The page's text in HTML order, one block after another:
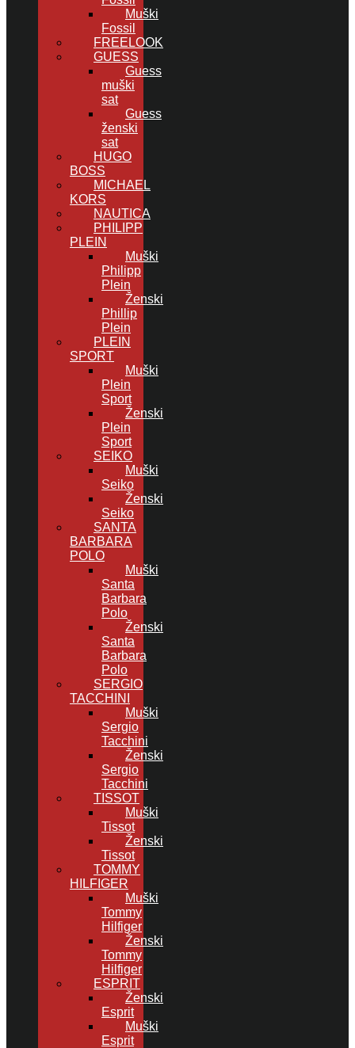
Muški
Fossil
FREELOOK
GUESS
Guess
muški
sat
Guess
ženski
sat
HUGO
BOSS
MICHAEL
KORS
NAUTICA
PHILIPP
PLEIN
Muški
Philipp
Plein
Ženski
Phillip
Plein
PLEIN
SPORT
Muški
Plein
Sport
Ženski
Plein
Sport
SEIKO
Muški
Seiko
Ženski
Seiko
SANTA
BARBARA
POLO
Muški
Santa
Barbara
Polo
Ženski
Santa
Barbara
Polo
SERGIO
TACCHINI
Muški
Sergio
Tacchini
Ženski
Sergio
Tacchini
TISSOT
Muški
Tissot
Ženski
Tissot
TOMMY
HILFIGER
Muški
Tommy
Hilfiger
Ženski
Tommy
Hilfiger
ESPRIT
Ženski
Esprit
Muški
Esprit